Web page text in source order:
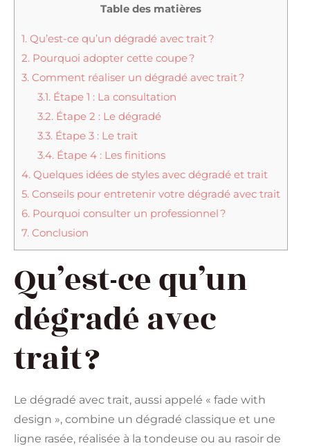
Table des matières
1. Qu’est-ce qu’un dégradé avec trait ?
2. Pourquoi adopter cette coupe ?
3. Comment réaliser un dégradé avec trait ?
3.1.Étape 1 : La consultation
3.2.Étape 2 : Le dégradé
3.3.Étape 3 : Le trait
3.4.Étape 4 : Les finitions
4. Quelques idées de styles avec dégradé et trait
5. Conseils pour entretenir votre dégradé avec trait
6. Pourquoi consulter un professionnel ?
7. Conclusion
Qu’est-ce qu’un
dégradé avec
trait ?
Le dégradé avec trait, aussi appelé « fade with
design », combine un dégradé classique et une
ligne rasée, réalisée à la tondeuse ou au rasoir de